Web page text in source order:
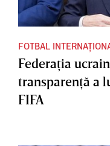
FOTBAL
Federaţia
transparenţă a
FIFA